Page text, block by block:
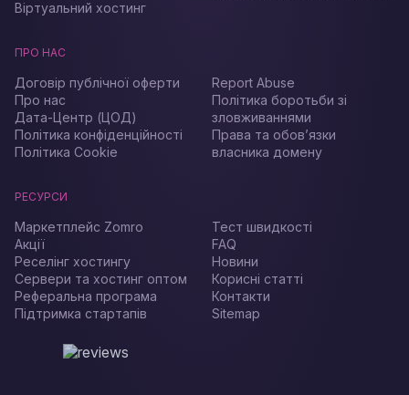
Віртуальний хостинг
ПРО НАС
Договір публічної оферти
Про нас
Дата-Центр (ЦОД)
Політика конфіденційності
Політика Cookie
Report Abuse
Політика боротьби зі
зловживаннями
Права та обов’язки
власника домену
РЕСУРСИ
Маркетплейс Zomro
Акції
Реселінг хостингу
Сервери та хостинг оптом
Реферальна програма
Підтримка стартапів
Тест швидкості
FAQ
Новини
Корисні статті
Контакти
Sitemap